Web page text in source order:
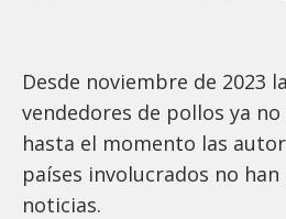
Desde noviembre de 2023
vendedores de pollos ya
hasta el momento las
países involucrados no
noticias.